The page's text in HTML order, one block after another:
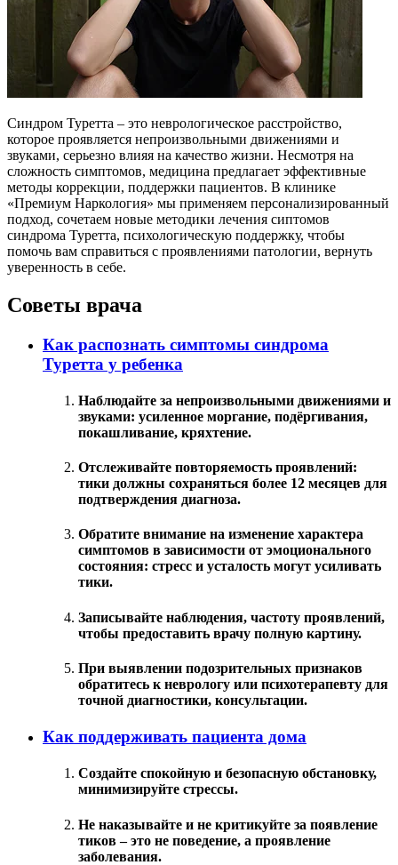
Синдром Туретта – это неврологическое расстройство,
которое проявляется непроизвольными движениями и
звуками, серьезно влияя на качество жизни. Несмотря на
сложность симптомов, медицина предлагает эффективные
методы коррекции, поддержки пациентов. В клинике
«Премиум Наркология» мы применяем персонализированный
подход, сочетаем новые методики лечения сиптомов
синдрома Туретта, психологическую поддержку, чтобы
помочь вам справиться с проявлениями патологии, вернуть
уверенность в себе.
Советы врача
Как распознать симптомы синдрома
Туретта у ребенка
Наблюдайте за непроизвольными движениями и
звуками: усиленное моргание, подёргивания,
покашливание, кряхтение.
Отслеживайте повторяемость проявлений:
тики должны сохраняться более 12 месяцев для
подтверждения диагноза.
Обратите внимание на изменение характера
симптомов в зависимости от эмоционального
состояния: стресс и усталость могут усиливать
тики.
Записывайте наблюдения, частоту проявлений,
чтобы предоставить врачу полную картину.
При выявлении подозрительных признаков
обратитесь к неврологу или психотерапевту для
точной диагностики, консультации.
Как поддерживать пациента дома
Создайте спокойную и безопасную обстановку,
минимизируйте стрессы.
Не наказывайте и не критикуйте за появление
тиков – это не поведение, а проявление
заболевания.